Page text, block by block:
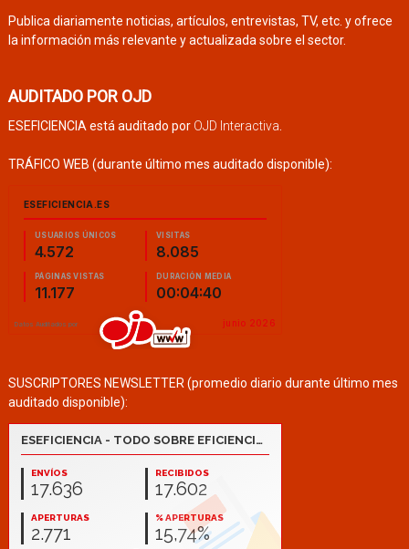
Publica diariamente noticias, artículos, entrevistas, TV, etc. y ofrece
la información más relevante y actualizada sobre el sector.
AUDITADO POR OJD
ESEFICIENCIA está auditado por OJD Interactiva
TRÁFICO WEB (durante último mes auditado disponible):
SUSCRIPTORES NEWSLETTER (promedio diario durante último mes
auditado disponible):